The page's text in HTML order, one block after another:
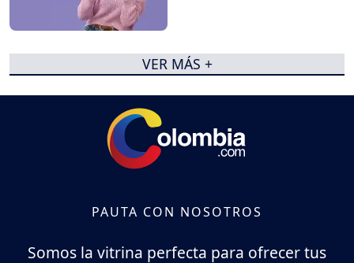
VER MÁS +
PAUTA CON NOSOTROS
Somos la vitrina perfecta para ofrecer tus